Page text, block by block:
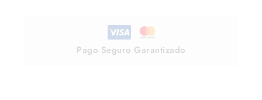
Pago Seguro Garantizado